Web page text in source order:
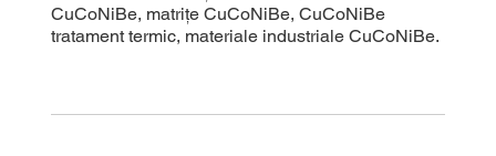
CuCoNiBe, matrițe CuCoNiBe, CuCoNiBe
tratament termic, materiale industriale CuCoNiBe.